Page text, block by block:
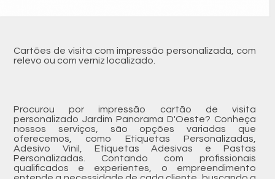
Cartões de visita com impressão personalizada, com
relevo ou com verniz localizado.
Procurou por impressão cartão de visita
personalizado Jardim Panorama D'Oeste? Conheça
nossos serviços, são opções variadas que
oferecemos, como Etiquetas Personalizadas,
Adesivo Vinil, Etiquetas Adesivas e Pastas
Personalizadas. Contando com profissionais
qualificados e experientes, o empreendimento